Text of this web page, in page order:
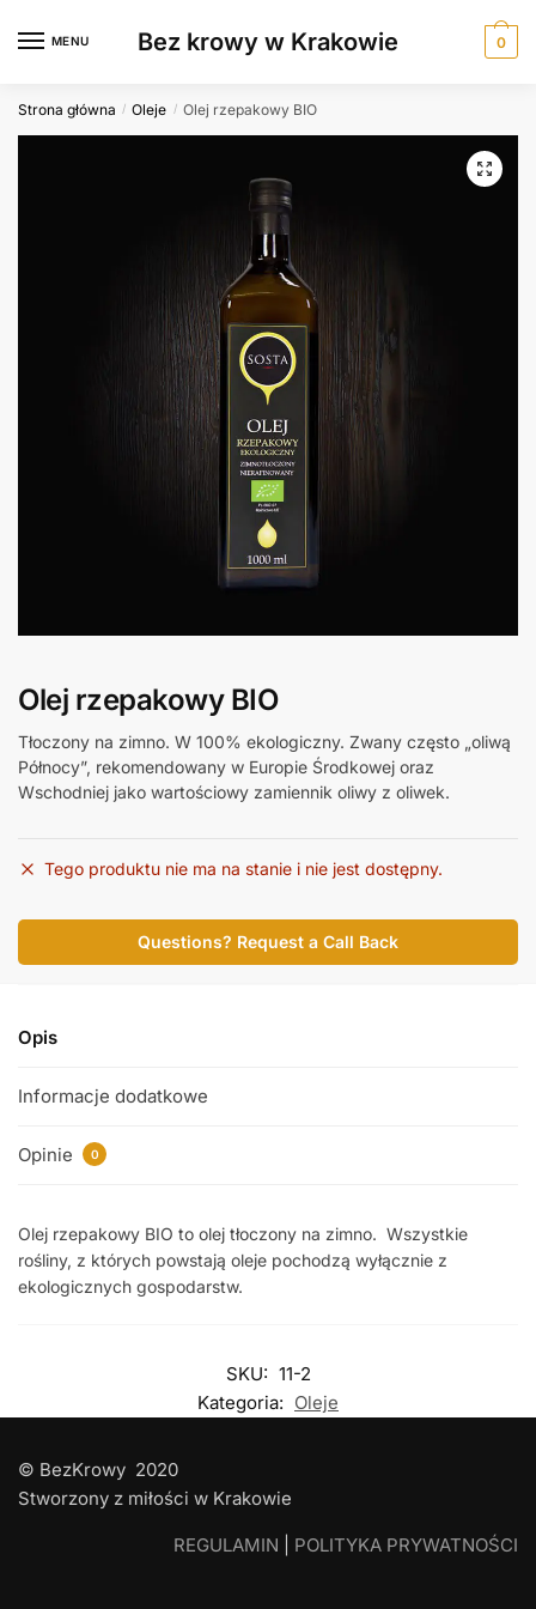
MENU Bez krowy w Krakowie 0
Strona główna / Oleje / Olej rzepakowy BIO
Olej rzepakowy BIO
Tłoczony na zimno. W 100% ekologiczny. Zwany często „oliwą
Północy”, rekomendowany w Europie Środkowej oraz
Wschodniej jako wartościowy zamiennik oliwy z oliwek.
Tego produktu nie ma na stanie i nie jest dostępny.
Questions? Request a Call Back
Opis
Informacje dodatkowe
Opinie 0
Olej rzepakowy BIO to olej tłoczony na zimno. Wszystkie
rośliny, z których powstają oleje pochodzą wyłącznie z
ekologicznych gospodarstw.
SKU: 11-2
Kategoria: Oleje
© BezKrowy 2020
Stworzony z miłości w Krakowie
REGULAMIN POLITYKA PRYWATNOŚCI